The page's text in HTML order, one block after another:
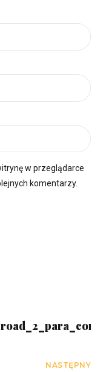
w przeglądarce
komentarzy.
NASTĘPNY